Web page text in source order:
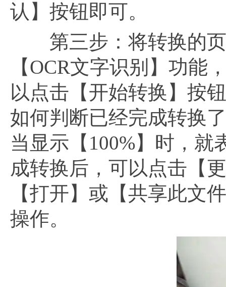
认】按钮即可。
第三步：将转换的页
【OCR文字识别】功能
以点击【开始转换】按
如何判断已经完成转换
当显示【100%】时，就
成转换后，可以点击【
【打开】或【共享此文
操作。